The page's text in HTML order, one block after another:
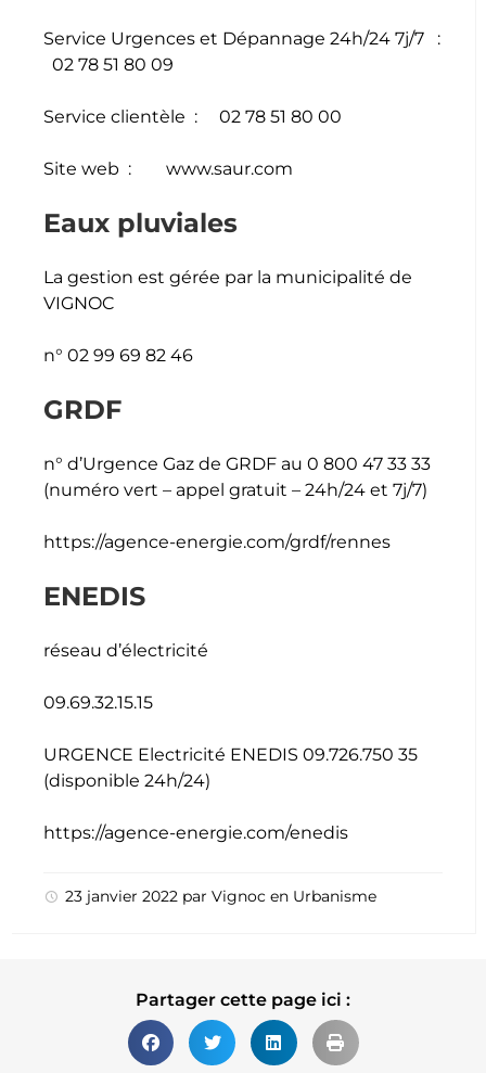
Service Urgences et Dépannage 24h/24 7j/7 :
02 78 51 80 09
Service clientèle : 02 78 51 80 00
Site web : www.saur.com
Eaux pluviales
La gestion est gérée par la municipalité de
VIGNOC
n° 02 99 69 82 46
GRDF
n° d’Urgence Gaz de GRDF au 0 800 47 33 33
(numéro vert – appel gratuit – 24h/24 et 7j/7)
https://agence-energie.com/grdf/rennes
ENEDIS
réseau d’électricité
09.69.32.15.15
URGENCE Electricité ENEDIS 09.726.750 35
(disponible 24h/24)
https://agence-energie.com/enedis
23 janvier 2022 par Vignoc en Urbanisme
Partager cette page ici :